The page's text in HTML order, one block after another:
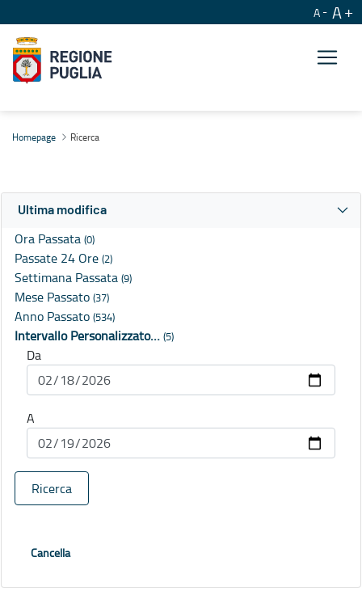
A A
Homepage Ricerca
Ultima modifica
Ora Passata (0)
Passate 24 Ore (2)
Settimana Passata (9)
Mese Passato (37)
Anno Passato (534)
Intervallo Personalizzato… (5)
Da
A
Ricerca
Cancella